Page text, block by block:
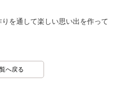
を通して楽しい思い出を作って
へ戻る